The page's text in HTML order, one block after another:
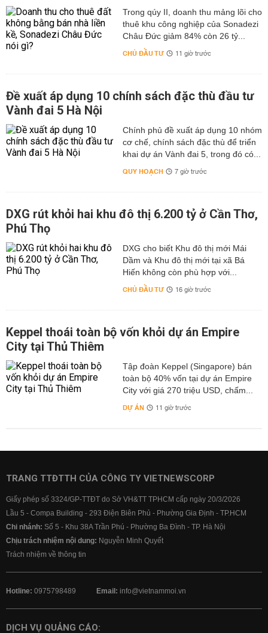
Trong qúy II, doanh thu mảng lõi cho
thuê khu công nghiệp của Sonadezi
Châu Đức giảm 84% còn 26 tỷ...
CHỦ ĐẦU TƯ 11 giờ trước
Đề xuất áp dụng 10 chính sách đặc thù đầu tư
Vành đai 5 Hà Nội
Chính phủ đề xuất áp dụng 10 nhóm
cơ chế, chính sách đặc thù để triển
khai dự án Vành đai 5, trong đó có...
QUY HOẠCH 7 giờ trước
DXG rút khỏi hai khu đô thị 6.200 tỷ ở Cần Thơ,
Phú Thọ
DXG cho biết Khu đô thị mới Mái
Dầm và Khu đô thị mới tại xã Bá
Hiến không còn phù hợp với...
CHỦ ĐẦU TƯ 16 giờ trước
Keppel thoái toàn bộ vốn khỏi dự án Empire
City tại Thủ Thiêm
Tập đoàn Keppel (Singapore) bán
toàn bộ 40% vốn tại dự án Empire
City với giá 270 triệu USD, chấm...
DỰ ÁN 11 giờ trước
TRANG TTĐTTH CỦA CÔNG TY VIETNEWSCORP
Giấy phép số 3324/GP-TTĐT do Sở VH&TT TPHCM cấp ngày 20/3/2026
Lầu 5 - Compa Building - 293 Điện Biên Phủ - Phường Gia Định - TP.HCM
Chi nhánh: Số 5 - Khu 38A Trần Phú - Phường Ba Đình - TP. Hà Nội
Chịu trách nhiệm nội dung: Nguyễn Minh Quyết
Trách nhiệm về thông tin
Hotline: 0975798489 Email: info@vietnammoi.vn
DỊCH VỤ QUẢNG CÁO: